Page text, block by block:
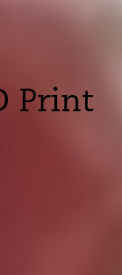
Print